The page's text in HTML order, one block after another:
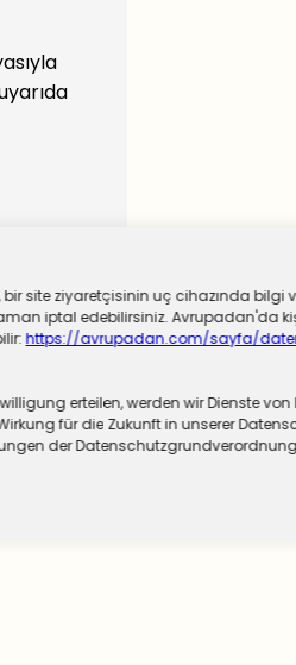
site ziyaretçisinin uç cihazında bilgi
iptal edebilirsiniz. Avrupadan'da
https://avrupadan.com/sayfa/
erteilen, werden wir Dienste von
für die Zukunft in unserer
der